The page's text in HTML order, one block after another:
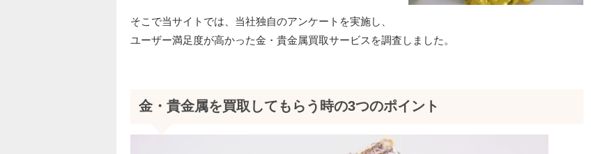
そこで当サイトでは、当社独自のアンケートを実施し、
ユーザー満足度が高かった金・貴金属買取サービスを調査しました。
金・貴金属を買取してもらう時の3つのポイント